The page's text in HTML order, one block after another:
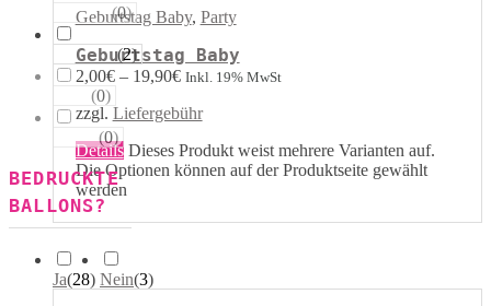
Geburtstag Baby, Party
Geburtstag Baby
2,00€– 19,90€ Inkl. 19% MwSt
zzgl. Liefergebühr
Details Dieses Produkt weist mehrere Varianten auf.
Die Optionen können auf der Produktseite gewählt
werden
Portale (0)
Figuren (2)
(0)
ABC (0)
BEDRUCKTE
BALLONS?
Ja(28) Nein(3)